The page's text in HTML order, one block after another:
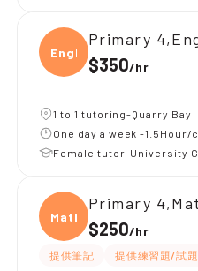
Engli
Primary
$350/hr
1 to 1 tutoring-Quarry Bay
One day a week -1.5Hour/
Female tutor-University
Maths
Primary
$250/hr
提供筆記 提供練習題/試題